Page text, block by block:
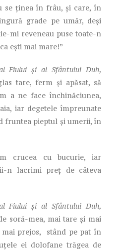
se ținea în frâu, și care, în
grade pe umăr, deși
mi reveneau puse toate-n
ești mai mare!”
Fiului și al Sfântului Duh,
tare, ferm și apăsat, să
a ne face închinăciunea,
iar degetele împreunate
fruntea pieptul și umerii, în
crucea cu bucurie, iar
n lacrimi preț de câteva
Fiului și al Sfântului Duh,
soră-mea, mai tare și mai
prejos, stând pe pat în
ei dolofane trăgea de